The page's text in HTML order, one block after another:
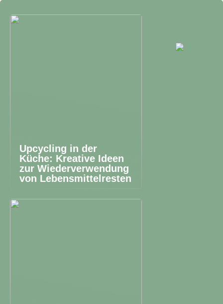
Upcycling in der
Küche: Kreative Ideen
zur Wiederverwendung
von Lebensmittelresten